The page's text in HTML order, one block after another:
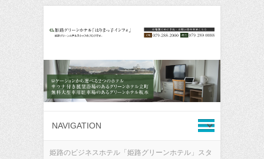
姫路のビジネスホテル「姫路グリーンホテル」スタ